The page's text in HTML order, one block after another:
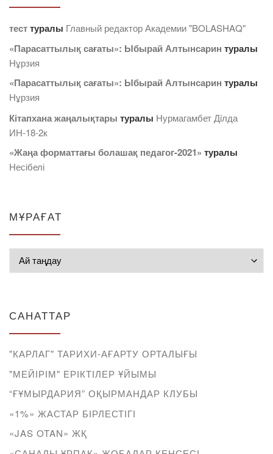
тесттуралы Главный редактор Академии "BOLASHAQ"
«Парасаттылық сағаты»: Ыбырай Алтынсарин туралы
Нұрзия
«Парасаттылық сағаты»: Ыбырай Алтынсарин туралы
Нұрзия
Кітапхана жаңалықтары туралы Нурмагамбет Дiлда
ИН-18-2к
«Жаңа форматтағы болашақ педагог-2021» туралы
Несібелі
МҰРАҒАТ
САНАТТАР
"КАРЛАГ" ТАРИХИ-АҒАРТУ ОРТАЛЫҒЫ
"МЕЙІРІМ" ЕРІКТІЛЕР ҰЙЫМЫ
“ҒҰМЫРДАРИЯ” ОҚЫРМАНДАР КЛУБЫ
«1%» ЖАСТАР БІРЛЕСТІГІ
«JAS OTAN» ЖҚ